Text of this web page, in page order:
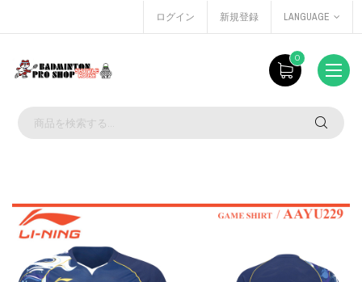
ログイン 新規登録 LANGUAGE
0